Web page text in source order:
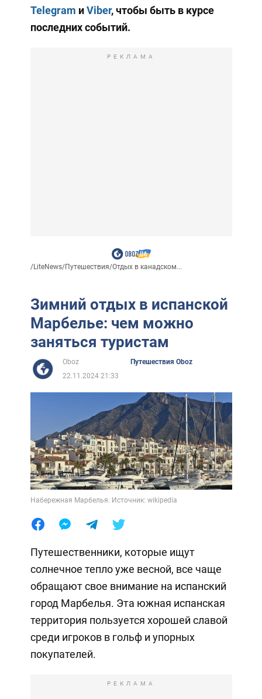
Telegram иViber, чтобы быть в курсе
последних событий.
РЕКЛАМА
/LiteNews/Путешествия/Отдых в канадском...
Зимний отдых в испанской
Марбелье: чем можно
заняться туристам
Oboz
Путешествия Oboz
22.11.2024 21:33
Набережная Марбелья. Источник: wikipedia
Путешественники, которые ищут
солнечное тепло уже весной, все чаще
обращают свое внимание на испанский
город Марбелья. Эта южная испанская
территория пользуется хорошей славой
среди игроков в гольф и упорных
покупателей.
РЕКЛАМА